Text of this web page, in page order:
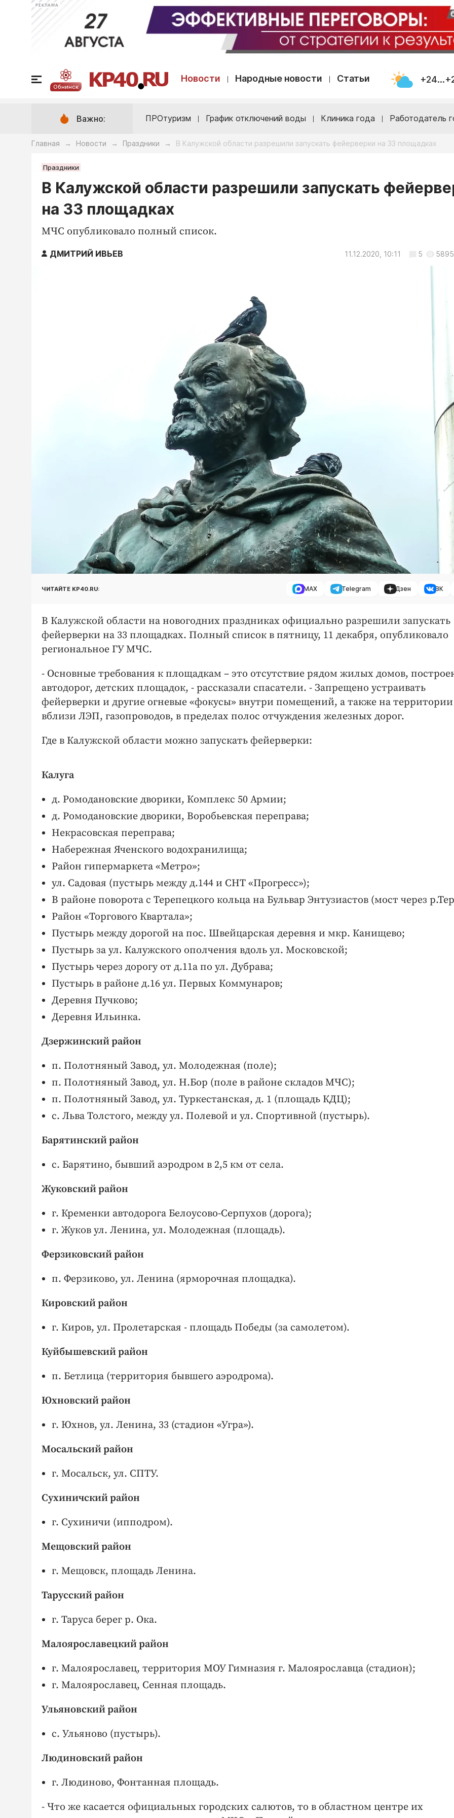
РЕКЛАМА
Обнинск
Новости Народные новости Статьи
Важно: ПРОтуризм График отключений воды Клиника года Работодатель
Главная → Новости → Праздники → В Калужской области разрешили запускать фейерверки на 33 площадках
Праздники
В Калужской области разрешили запускать
на 33 площадках
МЧС опубликовало полный список.
ДМИТРИЙ ИВЬЕВ 11.12.2020, 10:11 5 5895
ЧИТАЙТЕ KP40.RU: MAX Telegram Дзен ВК
В Калужской области на новогодних праздниках официально разрешили запускать
фейерверки на 33 площадках. Полный список в пятницу, 11 декабря, опубликовало
региональное ГУ МЧС.
- Основные требования к площадкам – это отсутствие рядом жилых домов,
автодорог, детских площадок, - рассказали спасатели. - Запрещено устраивать
фейерверки и другие огневые «фокусы» внутри помещений, а также на
вблизи ЛЭП, газопроводов, в пределах полос отчуждения железных дорог.
Где в Калужской области можно запускать фейерверки:
Калуга
д. Ромодановские дворики, Комплекс 50 Армии;
д. Ромодановские дворики, Воробьевская переправа;
Некрасовская переправа;
Набережная Яченского водохранилища;
Район гипермаркета «Метро»;
ул. Садовая (пустырь между д.144 и СНТ «Прогресс»);
В районе поворота с Терепецкого кольца на Бульвар Энтузиастов (мост через
Район «Торгового Квартала»;
Пустырь между дорогой на пос. Швейцарская деревня и мкр. Канищево;
Пустырь за ул. Калужского ополчения вдоль ул. Московской;
Пустырь через дорогу от д.11а по ул. Дубрава;
Пустырь в районе д.16 ул. Первых Коммунаров;
Деревня Пучково;
Деревня Ильинка.
Дзержинский район
п. Полотняный Завод, ул. Молодежная (поле);
п. Полотняный Завод, ул. Н.Бор (поле в районе складов МЧС);
п. Полотняный Завод, ул. Туркестанская, д. 1 (площадь КДЦ);
с. Льва Толстого, между ул. Полевой и ул. Спортивной (пустырь).
Барятинский район
с. Барятино, бывший аэродром в 2,5 км от села.
Жуковский район
г. Кременки автодорога Белоусово-Серпухов (дорога);
г. Жуков ул. Ленина, ул. Молодежная (площадь).
Ферзиковский район
п. Ферзиково, ул. Ленина (ярморочная площадка).
Кировский район
г. Киров, ул. Пролетарская - площадь Победы (за самолетом).
Куйбышевский район
п. Бетлица (территория бывшего аэродрома).
Юхновский район
г. Юхнов, ул. Ленина, 33 (стадион «Угра»).
Мосальский район
г. Мосальск, ул. СПТУ.
Сухиничский район
г. Сухиничи (ипподром).
Мещовский район
г. Мещовск, площадь Ленина.
Тарусский район
г. Таруса берег р. Ока.
Малоярославецкий район
г. Малоярославец, территория МОУ Гимназия г. Малоярославца (стадион);
г. Малоярославец, Сенная площадь.
Ульяновский район
с. Ульяново (пустырь).
Людиновский район
г. Людиново, Фонтанная площадь.
- Что же касается официальных городских салютов, то в областном центре их